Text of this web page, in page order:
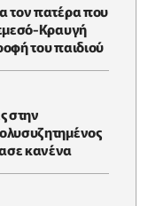
τον πατέρα που
Κραυγή
του παιδιού
στην
κανένα